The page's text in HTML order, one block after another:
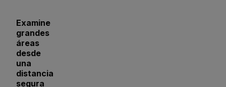
Examine
grandes
áreas
desde
una
distancia
segura